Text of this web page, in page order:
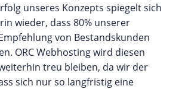
unseres Konzepts spiegelt sich
wieder, dass 80% unserer
von Bestandskunden
ORC Webhosting wird diesen
treu bleiben, da wir der
sich nur so langfristig eine